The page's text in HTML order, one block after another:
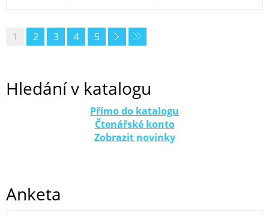
1 2 3 4 5
Hledání v katalogu
Přímo do katalogu
Čtenářské konto
Zobrazit novinky
Anketa